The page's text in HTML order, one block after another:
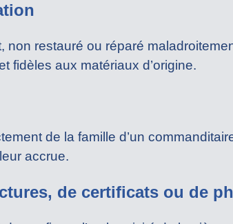
non restauré ou réparé
fidèles aux matériaux d’origine.
de la famille d’un
accrue.
de certificats ou de